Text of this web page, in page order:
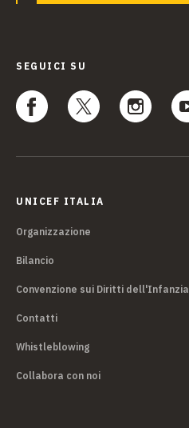
SEGUICI SU
UNICEF ITALIA
Organizzazione
Bilancio
Convenzione sui Diritti dell'Infanzia
Contatti
Whistleblowing
Collabora con noi